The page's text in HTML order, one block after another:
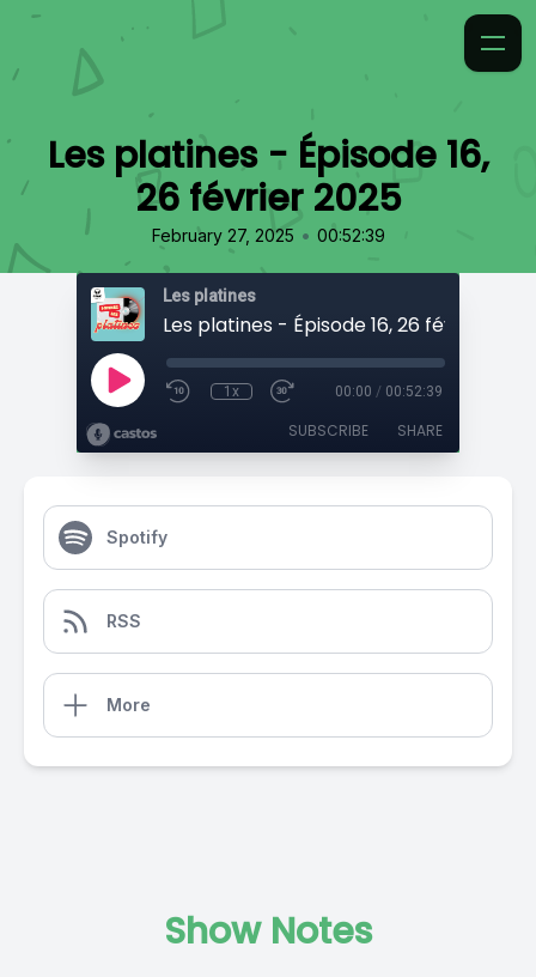
Les platines - Épisode 16,
26 février 2025
February 27, 2025 • 00:52:39
Les platines
Les platines - Épisode 16, 26 février 2025
1x 00:00 / 00:52:39
SUBSCRIBE SHARE
Spotify
RSS
More
Show Notes